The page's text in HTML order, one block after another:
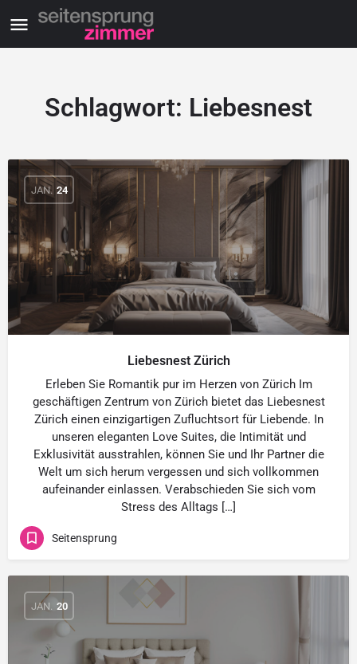
Schlagwort: Liebesnest
JAN. 24
Liebesnest Zürich
Erleben Sie Romantik pur im Herzen von Zürich Im
geschäftigen Zentrum von Zürich bietet das Liebesnest
Zürich einen einzigartigen Zufluchtsort für Liebende. In
unseren eleganten Love Suites, die Intimität und
Exklusivität ausstrahlen, können Sie und Ihr Partner die
Welt um sich herum vergessen und sich vollkommen
aufeinander einlassen. Verabschieden Sie sich vom
Stress des Alltags […]
Seitensprung
JAN. 20